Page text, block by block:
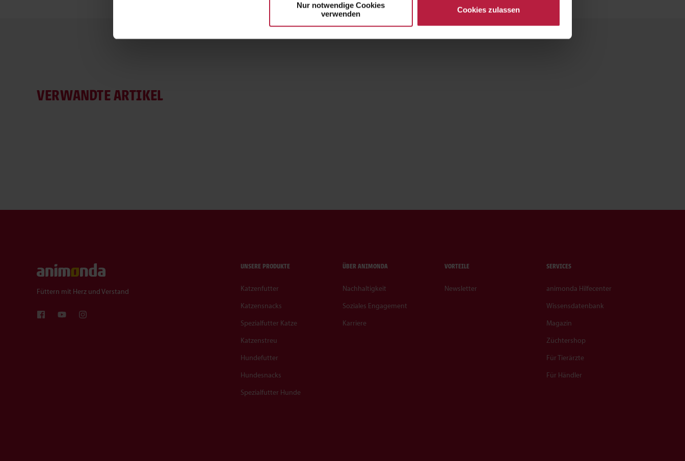
Nur notwendige Cookies
verwenden
Cookies zulassen
VERWANDTE ARTIKEL
Füttern mit Herz und Verstand
UNSERE PRODUKTE
Katzenfutter
Katzensnacks
Spezialfutter Katze
Katzenstreu
Hundefutter
Hundesnacks
Spezialfutter Hunde
ÜBER ANIMONDA
Nachhaltigkeit
Soziales Engagement
Karriere
VORTEILE
Newsletter
SERVICES
animonda Hilfecenter
Wissensdatenbank
Magazin
Züchtershop
Für Tierärzte
Für Händler